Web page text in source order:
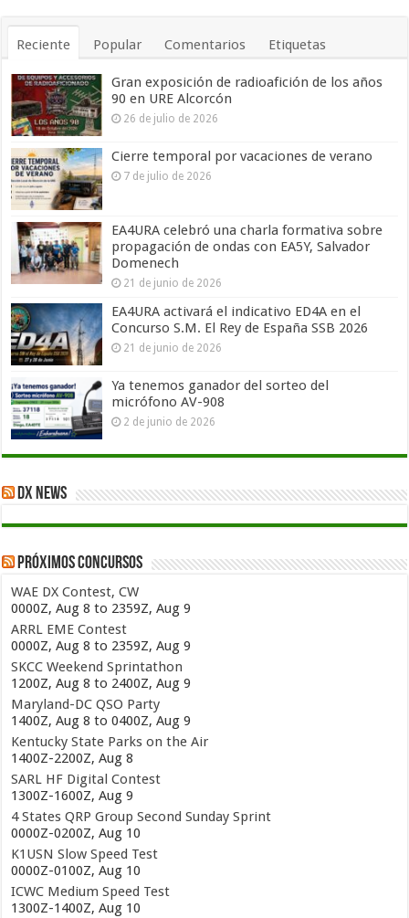
Reciente Popular Comentarios Etiquetas
Gran exposición de radioafición de los años
90 en URE Alcorcón
26 de julio de 2026
Cierre temporal por vacaciones de verano
7 de julio de 2026
EA4URA celebró una charla formativa sobre
propagación de ondas con EA5Y, Salvador
Domenech
21 de junio de 2026
EA4URA activará el indicativo ED4A en el
Concurso S.M. El Rey de España SSB 2026
21 de junio de 2026
Ya tenemos ganador del sorteo del
micrófono AV-908
2 de junio de 2026
DX News
Próximos concursos
WAE DX Contest, CW
0000Z, Aug 8 to 2359Z, Aug 9
ARRL EME Contest
0000Z, Aug 8 to 2359Z, Aug 9
SKCC Weekend Sprintathon
1200Z, Aug 8 to 2400Z, Aug 9
Maryland-DC QSO Party
1400Z, Aug 8 to 0400Z, Aug 9
Kentucky State Parks on the Air
1400Z-2200Z, Aug 8
SARL HF Digital Contest
1300Z-1600Z, Aug 9
4 States QRP Group Second Sunday Sprint
0000Z-0200Z, Aug 10
K1USN Slow Speed Test
0000Z-0100Z, Aug 10
ICWC Medium Speed Test
1300Z-1400Z, Aug 10